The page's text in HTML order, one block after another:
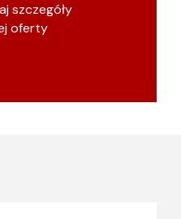
szczegóły
oferty